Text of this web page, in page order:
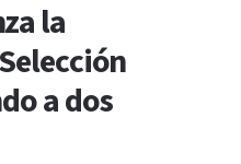
la
a dos